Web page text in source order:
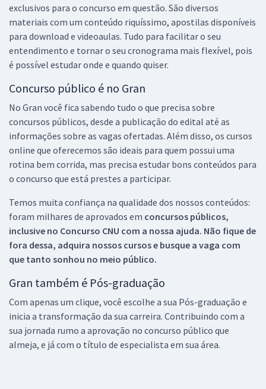
exclusivos para o concurso em questão. São diversos
materiais com um conteúdo riquíssimo, apostilas disponíveis
para download e videoaulas. Tudo para facilitar o seu
entendimento e tornar o seu cronograma mais flexível, pois
é possível estudar onde e quando quiser.
Concurso público é no Gran
No Gran você fica sabendo tudo o que precisa sobre
concursos públicos, desde a publicação do edital até as
informações sobre as vagas ofertadas. Além disso, os cursos
online que oferecemos são ideais para quem possui uma
rotina bem corrida, mas precisa estudar bons conteúdos para
o concurso que está prestes a participar.
Temos muita confiança na qualidade dos nossos conteúdos:
foram milhares de aprovados em concursos públicos,
inclusive no Concurso CNU com a nossa ajuda. Não fique de
fora dessa, adquira nossos cursos e busque a vaga com
que tanto sonhou no meio público.
Gran também é Pós-graduação
Com apenas um clique, você escolhe a sua Pós-graduação e
inicia a transformação da sua carreira. Contribuindo com a
sua jornada rumo a aprovação no concurso público que
almeja, e já com o título de especialista em sua área.